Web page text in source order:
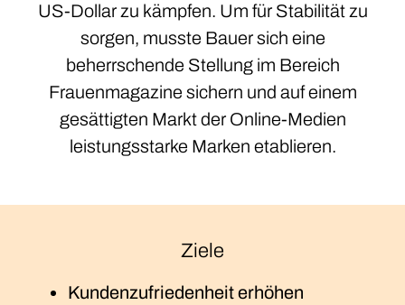
US-Dollar zu kämpfen. Um für Stabilität zu
sorgen, musste Bauer sich eine
beherrschende Stellung im Bereich
Frauenmagazine sichern und auf einem
gesättigten Markt der Online-Medien
leistungsstarke Marken etablieren.
Ziele
Kundenzufriedenheit erhöhen